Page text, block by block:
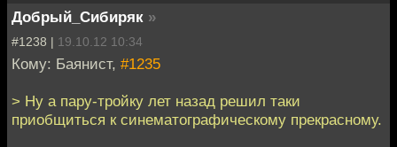
Добрый_Сибиряк »
#1238 | 19.10.12 10:34
Кому: Баянист, #1235
> Ну а пару-тройку лет назад решил таки
приобщиться к синематографическому прекрасному.